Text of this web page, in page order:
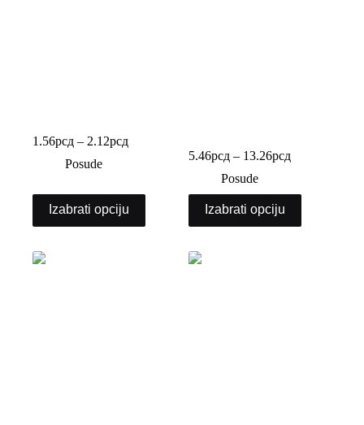
1.56рсд – 2.12рсд
Posude
Izabrati opciju
5.46рсд – 13.26рсд
Posude
Izabrati opciju